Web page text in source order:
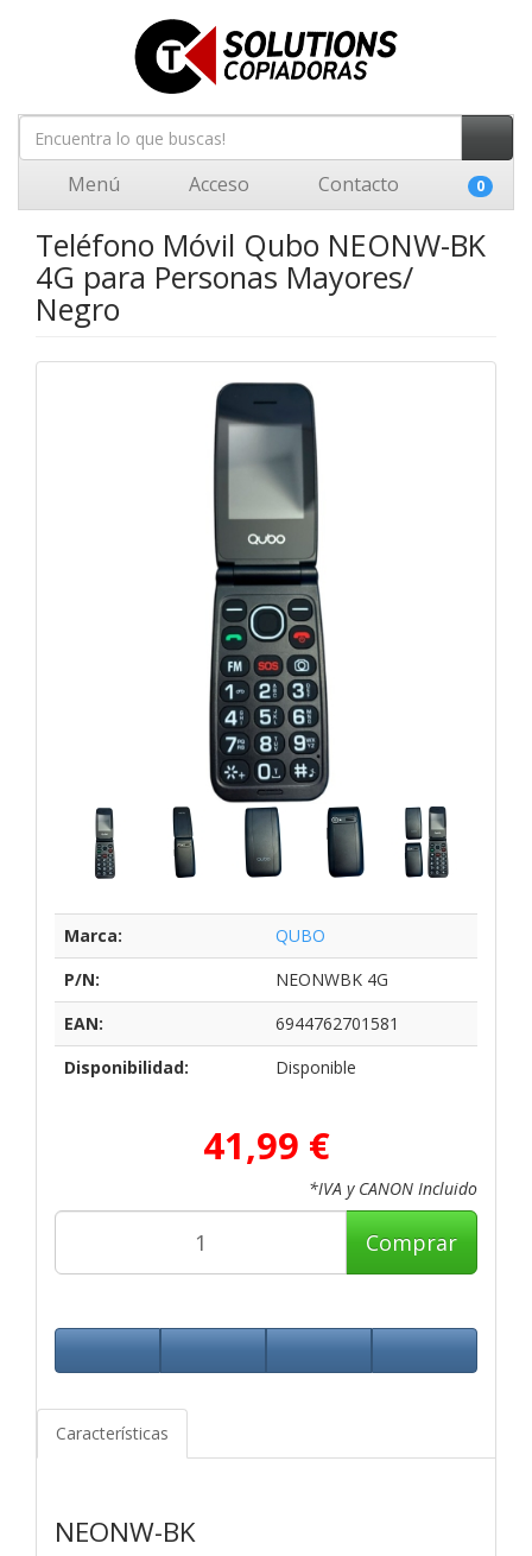
Menú Acceso Contacto 0
Teléfono Móvil Qubo NEONW-BK
4G para Personas Mayores/
Negro
Marca:
QUBO
P/N:
NEONWBK 4G
EAN:
6944762701581
Disponibilidad:
Disponible
41,99 €
*IVA y CANON Incluido
Comprar
Características
NEONW-BK